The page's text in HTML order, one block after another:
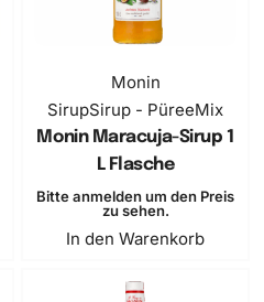
Monin
SirupSirup - PüreeMix
Monin Maracuja-Sirup 1
L Flasche
Bitte anmelden um den Preis
zu sehen.
In den Warenkorb